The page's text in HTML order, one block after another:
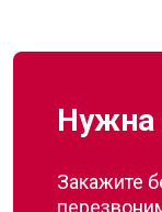
Нужна
Закажите